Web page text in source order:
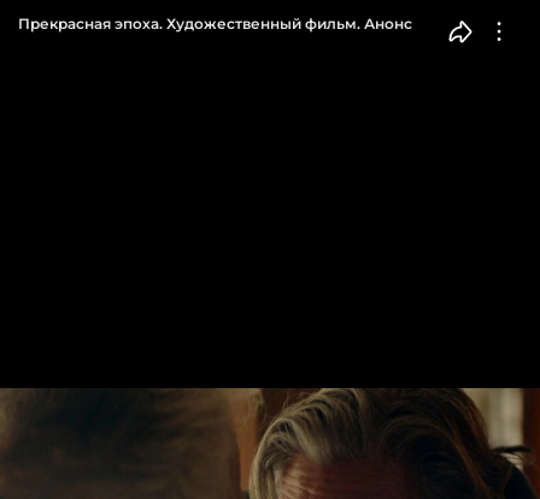
Прекрасная эпоха. Художественный фильм. Анонс